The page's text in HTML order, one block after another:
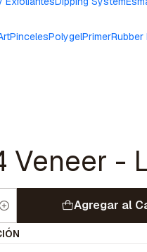
PincelesPolygelPrimerRubber
Veneer -
Agregar al